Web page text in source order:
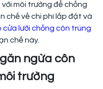
môi trường để chống
chế về chi phí lắp đặt và
cửa lưới chống côn trùng
chế này.
ngừa côn
trường